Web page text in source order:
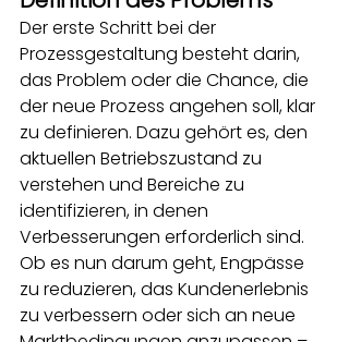
Der erste Schritt bei der
Prozessgestaltung besteht darin,
das Problem oder die Chance, die
der neue Prozess angehen soll, klar
zu definieren. Dazu gehört es, den
aktuellen Betriebszustand zu
verstehen und Bereiche zu
identifizieren, in denen
Verbesserungen erforderlich sind.
Ob es nun darum geht, Engpässe
zu reduzieren, das Kundenerlebnis
zu verbessern oder sich an neue